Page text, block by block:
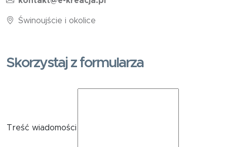
Świnoujście i okolice
Skorzystaj z formularza
Treść wiadomości